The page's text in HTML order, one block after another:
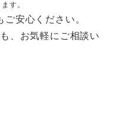
す。
安心ください。
、お気軽にご相談い